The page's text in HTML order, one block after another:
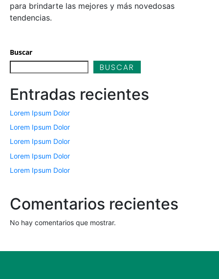
para brindarte las mejores y más novedosas
tendencias.
Buscar
BUSCAR
Entradas recientes
Lorem Ipsum Dolor
Lorem Ipsum Dolor
Lorem Ipsum Dolor
Lorem Ipsum Dolor
Lorem Ipsum Dolor
Comentarios recientes
No hay comentarios que mostrar.